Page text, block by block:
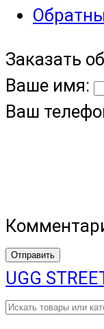
Заказать
Ваше имя:
Ваш
Отправить
UGG